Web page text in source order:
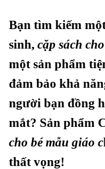
Bạn tìm kiếm
sinh, cặp sách
một sản phẩm
đảm bảo khả
người bạn đồng
mắt? Sản phẩm
cho bé mẫu giáo c
thất vọng!